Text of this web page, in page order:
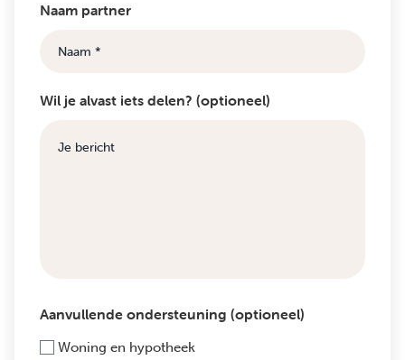
Naam partner
Wil je alvast iets delen? (optioneel)
Aanvullende ondersteuning (optioneel)
Woning en hypotheek